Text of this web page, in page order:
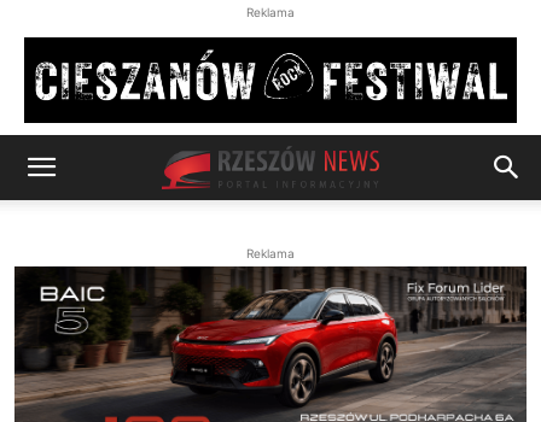
Reklama
Reklama